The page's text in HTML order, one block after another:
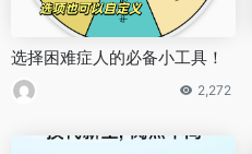
选择困难症人的必备小工具！
2,272